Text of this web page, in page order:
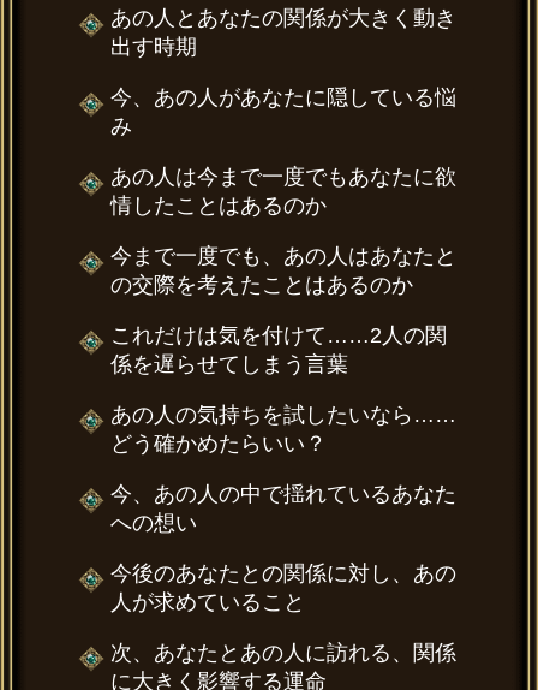
あの人とあなたの関係が大きく動き
出す時期
今、あの人があなたに隠している悩
み
あの人は今まで一度でもあなたに欲
情したことはあるのか
今まで一度でも、あの人はあなたと
の交際を考えたことはあるのか
これだけは気を付けて……2人の関
係を遅らせてしまう言葉
あの人の気持ちを試したいなら……
どう確かめたらいい？
今、あの人の中で揺れているあなた
への想い
今後のあなたとの関係に対し、あの
人が求めていること
次、あなたとあの人に訪れる、関係
に大きく影響する運命